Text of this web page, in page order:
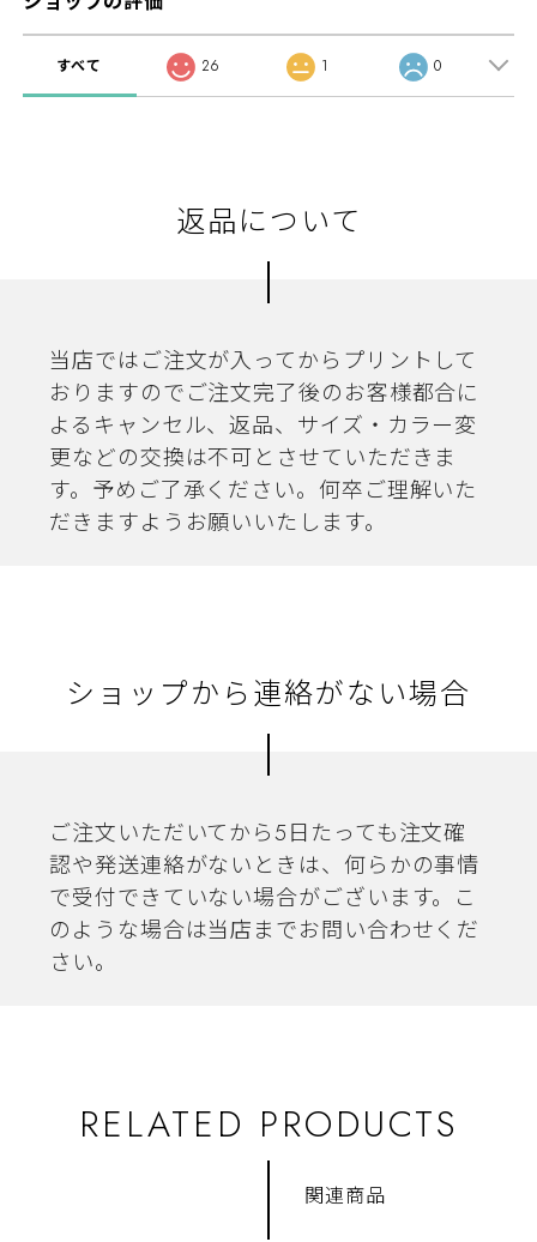
すべて 26 1 0
返品について
当店ではご注文が入ってからプリントして
おりますのでご注文完了後のお客様都合に
よるキャンセル、返品、サイズ・カラー変
更などの交換は不可とさせていただきま
す。予めご了承ください。何卒ご理解いた
だきますようお願いいたします。
ショップから連絡がない場合
ご注文いただいてから5日たっても注文確
認や発送連絡がないときは、何らかの事情
で受付できていない場合がございます。こ
のような場合は当店までお問い合わせくだ
さい。
RELATED PRODUCTS
関連商品